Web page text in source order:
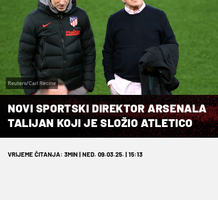
Reuters/Carl Recine
NOVI SPORTSKI DIREKTOR ARSENALA
TALIJAN KOJI JE SLOŽIO ATLETICO
VRIJEME ČITANJA: 3MIN | NED. 09.03.25. | 15:13